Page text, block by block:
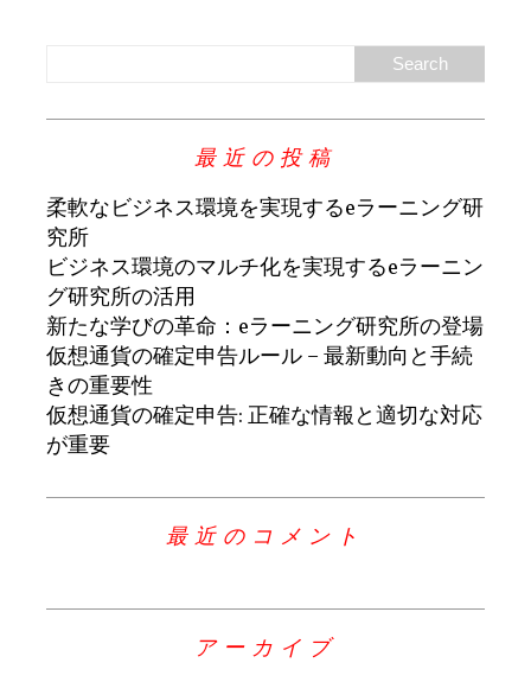
最近の投稿
柔軟なビジネス環境を実現するeラーニング研
究所
ビジネス環境のマルチ化を実現するeラーニン
グ研究所の活用
新たな学びの革命：eラーニング研究所の登場
仮想通貨の確定申告ルール – 最新動向と手続
きの重要性
仮想通貨の確定申告: 正確な情報と適切な対応
が重要
最近のコメント
アーカイブ